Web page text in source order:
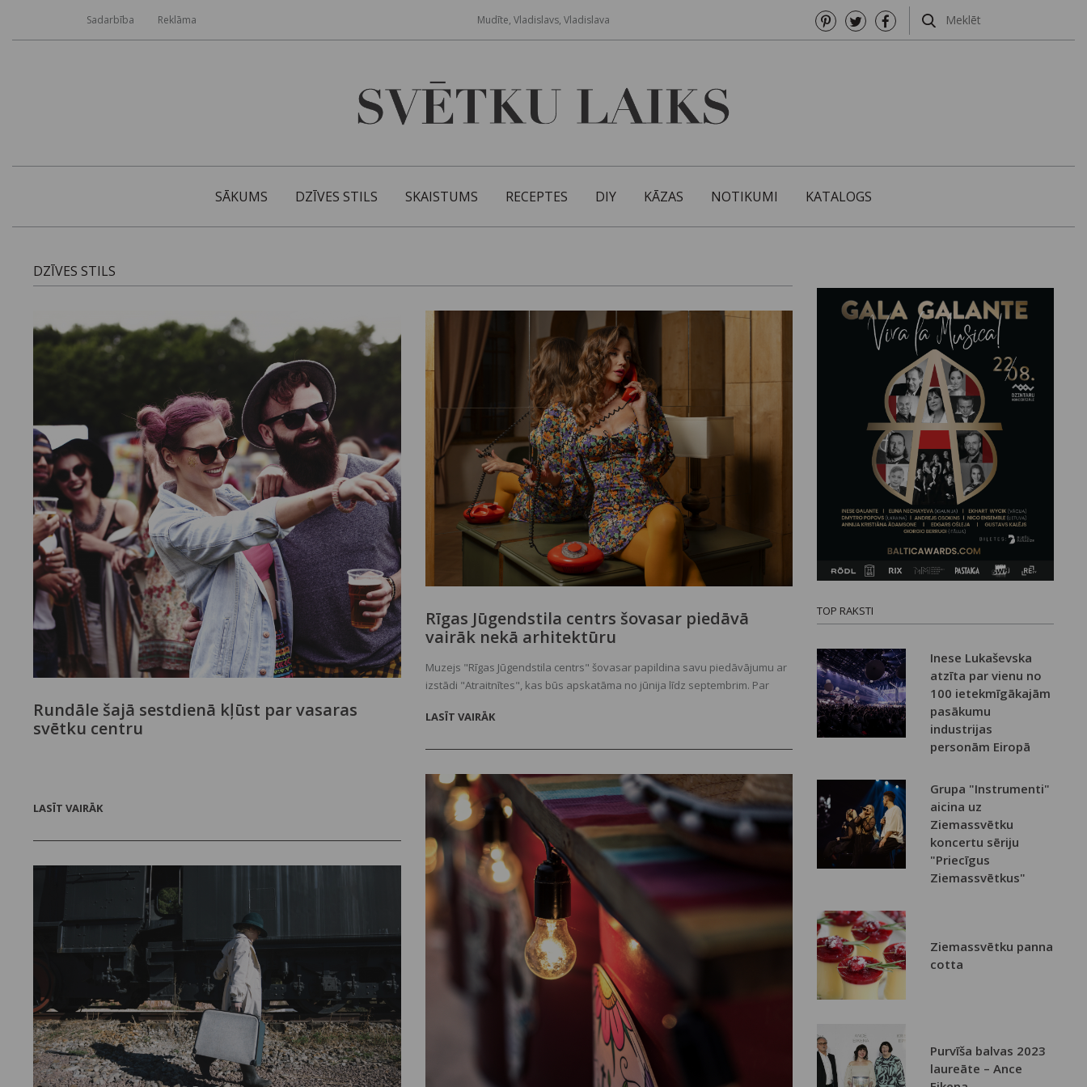
Sadarbība Reklāma Mudīte, Vladislavs, Vladislava
SĀKUMS DZĪVES STILS SKAISTUMS RECEPTES DIY KĀZAS NOTIKUMI KATALOGS
DZĪVES STILS
Rundāle šajā sestdienā kļūst par vasaras
svētku centru
LASĪT VAIRĀK
Rīgas Jūgendstila centrs šovasar piedāvā
vairāk nekā arhitektūru
Muzejs "Rīgas Jūgendstila centrs" šovasar papildina savu piedāvājumu ar
izstādi "Atraitnītes", kas būs apskatāma no jūnija līdz septembrim. Par
raksturīgākajiem vasaras ziediem, kas bieži sastopams gan dekoratīvajā
LASĪT VAIRĀK
TOP RAKSTI
Inese Lukaševska
atzīta par vienu no
100 ietekmīgākajām
pasākumu
industrijas
personām Eiropā
Grupa "Instrumenti"
aicina uz
Ziemassvētku
koncertu sēriju
"Priecīgus
Ziemassvētkus"
Ziemassvētku panna
cotta
Purvīša balvas 2023
laureāte – Ance